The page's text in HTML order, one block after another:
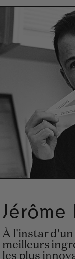
Jérôme
À l'instar d'un
meilleurs
les plus